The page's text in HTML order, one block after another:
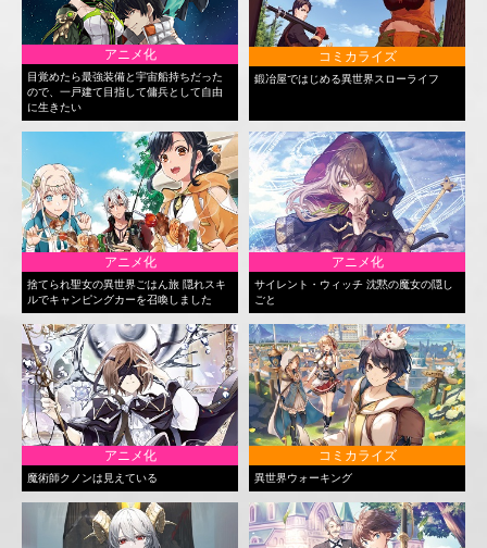
アニメ化
目覚めたら最強装備と宇宙船持ちだった
ので、一戸建て目指して傭兵として自由
に生きたい
コミカライズ
鍛冶屋ではじめる異世界スローライフ
アニメ化
捨てられ聖女の異世界ごはん旅 隠れスキ
ルでキャンピングカーを召喚しました
アニメ化
サイレント・ウィッチ 沈黙の魔女の隠し
ごと
アニメ化
魔術師クノンは見えている
コミカライズ
異世界ウォーキング